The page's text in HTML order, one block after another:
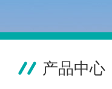
产品中心